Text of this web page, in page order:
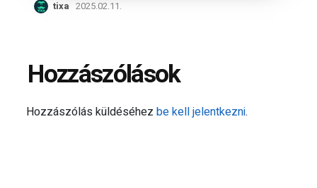
tixa 2025.02.11.
Hozzászólások
Hozzászólás küldéséhezbe kell jelentkezni.